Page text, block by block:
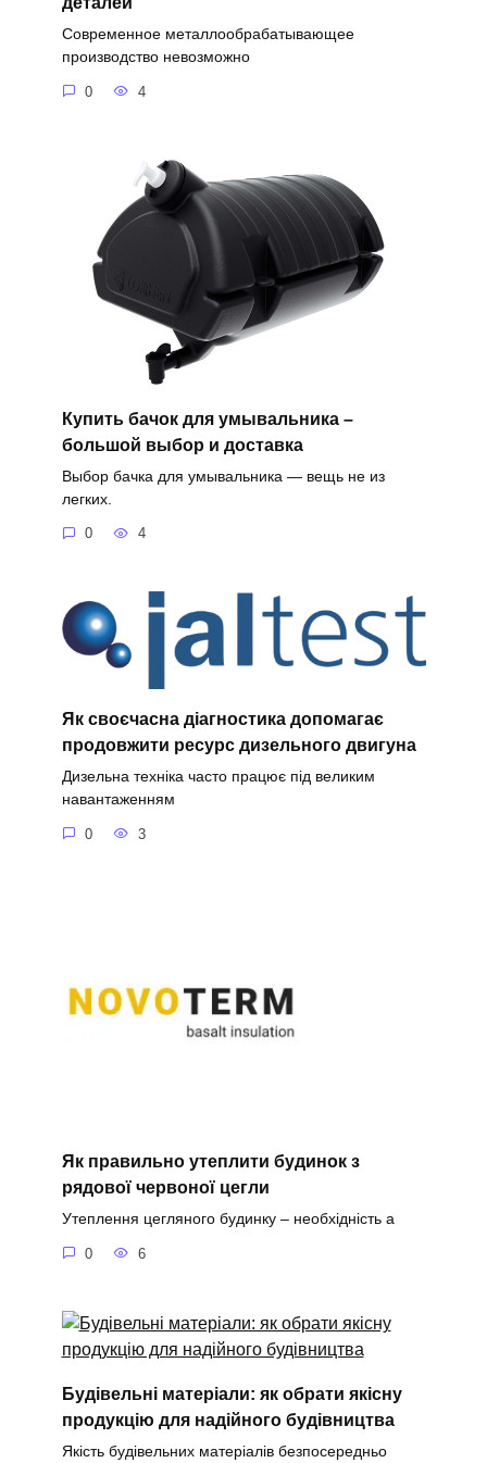
Современное металлообрабатывающее
производство невозможно
0 4
Купить бачок для умывальника –
большой выбор и доставка
Выбор бачка для умывальника — вещь не из
легких.
0 4
Як своєчасна діагностика допомагає
продовжити ресурс дизельного двигуна
Дизельна техніка часто працює під великим
навантаженням
0 3
Як правильно утеплити будинок з
рядової червоної цегли
Утеплення цегляного будинку – необхідність а
0 6
Будівельні матеріали: як обрати якісну
продукцію для надійного будівництва
Якість будівельних матеріалів безпосередньо